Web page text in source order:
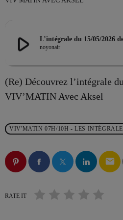
EMISSION EN COURS
LES MUSICALES
12:00 - 18:00
Music non-stop
play_arrow L’intégrale du 15/05/2026
noyonair
(Re) Découvrez l’intégrale
VIV’MATIN Avec Aksel
VIV'MATIN 07H/10H - LES
email
RATE IT